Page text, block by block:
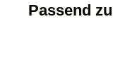
Passend